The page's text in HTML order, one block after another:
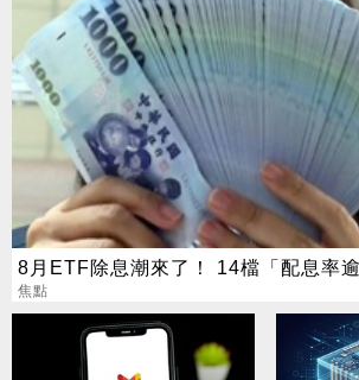
8月ETF除息潮來了！ 14檔「配息率
焦點